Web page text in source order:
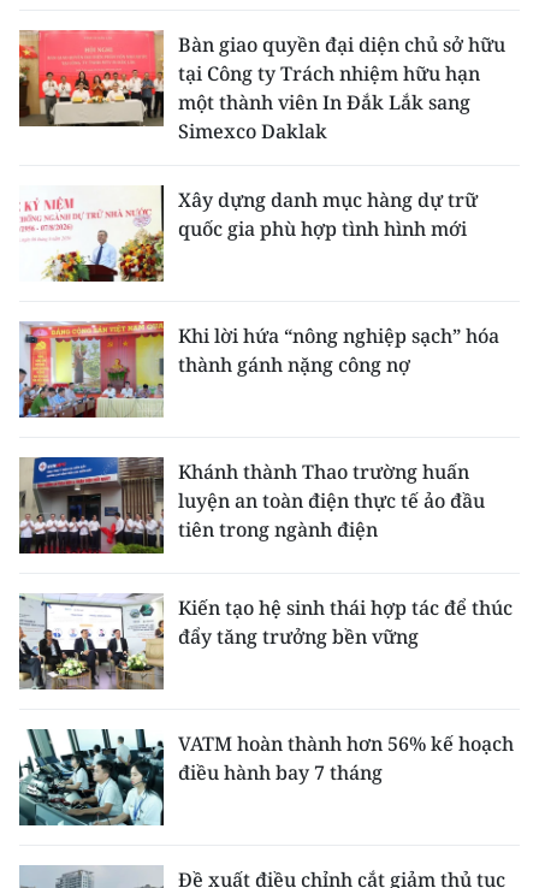
Bàn giao quyền đại diện chủ sở hữu
tại Công ty Trách nhiệm hữu hạn
một thành viên In Đắk Lắk sang
Simexco Daklak
Xây dựng danh mục hàng dự trữ
quốc gia phù hợp tình hình mới
Khi lời hứa “nông nghiệp sạch” hóa
thành gánh nặng công nợ
Khánh thành Thao trường huấn
luyện an toàn điện thực tế ảo đầu
tiên trong ngành điện
Kiến tạo hệ sinh thái hợp tác để thúc
đẩy tăng trưởng bền vững
VATM hoàn thành hơn 56% kế hoạch
điều hành bay 7 tháng
Đề xuất điều chỉnh cắt giảm thủ tục